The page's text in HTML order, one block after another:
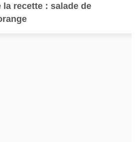
la recette : salade de